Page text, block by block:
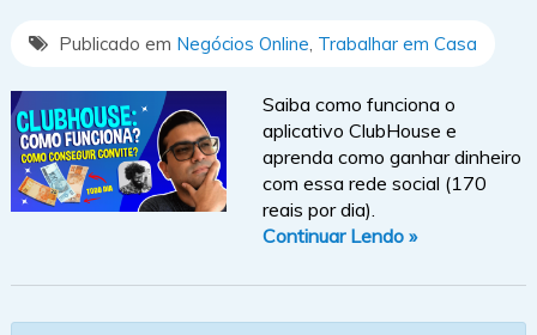
Publicado em Negócios Online Trabalhar em Casa
Saiba como funciona o
aplicativo ClubHouse e
aprenda como ganhar dinheiro
com essa rede social (170
reais por dia).
Continuar Lendo »